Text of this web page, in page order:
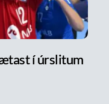
í úrslitum